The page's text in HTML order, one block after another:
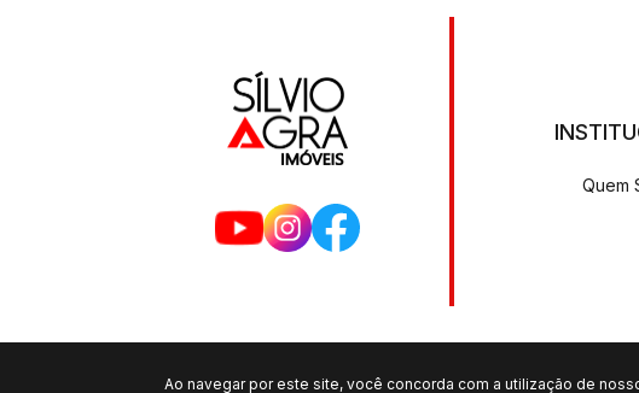
Ao navegar por este site, você concorda com a utilização de
Quem